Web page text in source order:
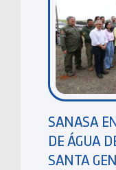
SANASA
DE ÁGUA
SANTA